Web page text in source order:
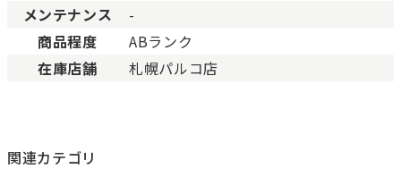
メンテナンス
-
商品程度
ABランク
在庫店舗
札幌パルコ店
関連カテゴリ